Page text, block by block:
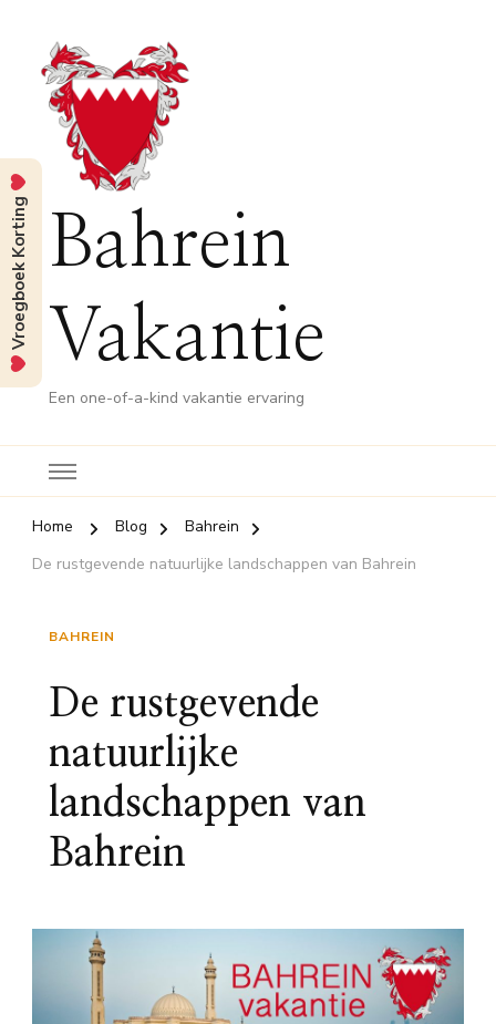
Bahrein
Vakantie
Een one-of-a-kind vakantie ervaring
Home Blog
Bahrein
De rustgevende natuurlijke landschappen van Bahrein
BAHREIN
De rustgevende
natuurlijke
landschappen van
Bahrein
Vroegboek Korting